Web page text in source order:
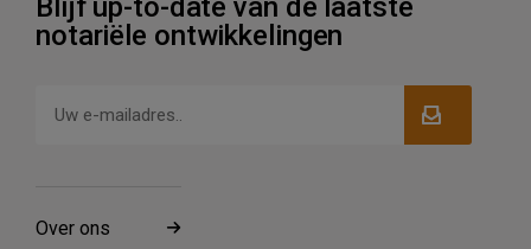
Blijf up-to-date van de laatste
notariële ontwikkelingen
Over ons